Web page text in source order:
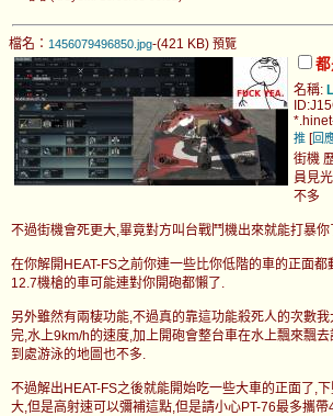
檔名： 1456079496850.jpg-(421 KB) 預覽
名稱:
推 [回
街機
員見
不多
不過街機會死更大,畢竟對方叫台戰鬥機出來就能打暴你
在你解開HEAT-FS之前你連一些比你低階的車的正面
12.7機槍的車可能連對你開砲都懶了.
另外雖然有兩棲功能,不過真的靠這功能殺死人的次數
完,水上9km/h的速度,加上開砲會整台車在水上飄來飄
到處游泳的地圖也不多.
不過解出HEAT-FS之後就能開始吃一些大車的正面了,
大,但是高射速可以彌補這點,但是請小心PT-76最多攜